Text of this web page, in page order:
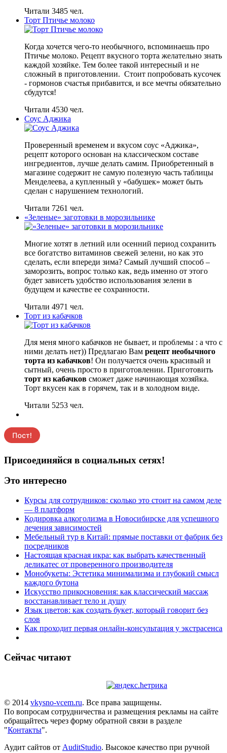
Читали 3485 чел.
Торт Птичье молоко
Когда хочется чего-то необычного, вспоминаешь про
Птичье молоко. Рецепт вкусного торта желательно знать
каждой хозяйке. Тем более такой интересный и не
сложный в приготовлении. Стоит попробовать кусочек
- гормонов счастья прибавится, и все мечты обязательно
сбудутся!
Читали 4530 чел.
Соус Аджика
Проверенный временем и вкусом соус «Аджика»,
рецепт которого основан на классическом составе
ингредиентов, лучше делать самим. Приобретенный в
магазине содержит не самую полезную часть таблицы
Менделеева, а купленный у «бабушек» может быть
сделан с нарушением технологий.
Читали 7261 чел.
«Зеленые» заготовки в морозильнике
Многие хотят в летний или осенний период сохранить
все богатство витаминов свежей зелени, но как это
сделать, если впереди зима? Самый лучший способ –
заморозить, вопрос только как, ведь именно от этого
будет зависеть удобство использования зелени в
будущем и качестве ее сохранности.
Читали 4971 чел.
Торт из кабачков
Для меня много кабачков не бывает, и проблемы : а что с
ними делать нет)) Предлагаю Вам рецепт необычного
торта из кабачков! Он получается очень красивый и
сытный, очень просто в приготовлении. Приготовить
торт из кабачков сможет даже начинающая хозяйка.
Торт вкусен как в горячем, так и в холодном виде.
Читали 5253 чел.
Присоединяйся в социальных сетях!
Это интересно
Курсы для сотрудников: сколько это стоит на самом деле
— 8 платформ
Кодировка алкоголизма в Новосибирске для успешного
лечения зависимостей
Мебельный тур в Китай: прямые поставки от фабрик без
посредников
Настоящая красная икра: как выбрать качественный
деликатес от проверенного производителя
Монобукеты: Эстетика минимализма и глубокий смысл
каждого бутона
Искусство прикосновения: как классический массаж
восстанавливает тело и душу
Язык цветов: как создать букет, который говорит без
слов
Как проходит первая онлайн-консультация у экстрасенса
Сейчас читают
© 2014 vkysno-vcem.ru. Все права защищены.
По вопросам сотрудничества и размещения рекламы на сайте
обращайтесь через форму обратной связи в разделе
"Контакты".
Аудит сайтов от AuditStudio. Высокое качество при ручной